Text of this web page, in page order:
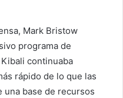
Mark Bristow
programa de
continuaba
rápido de lo que las
una base de recursos